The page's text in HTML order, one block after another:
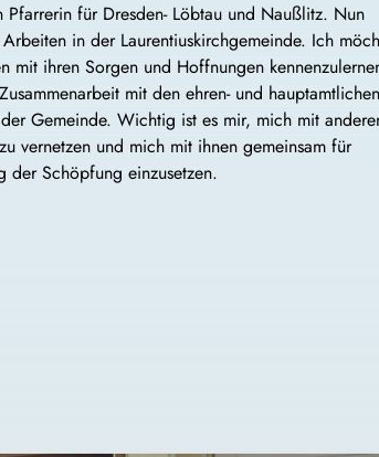
für Dresden- Löbtau und Naußlitz. Nun
in der Laurentiuskirchgemeinde. Ich
mit ihren Sorgen und Hoffnungen
mit den ehren- und hauptamtlichen
Gemeinde. Wichtig ist es mir, mich mit
vernetzen und mich mit ihnen gemeinsam für
der Schöpfung einzusetzen.